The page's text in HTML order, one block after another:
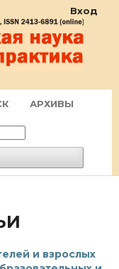
АРХИВЫ
Вход
и взрослых